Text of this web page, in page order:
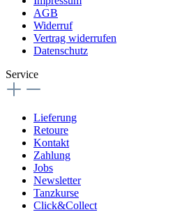
AGB
Widerruf
Vertrag widerrufen
Datenschutz
Service
Lieferung
Retoure
Kontakt
Zahlung
Jobs
Newsletter
Tanzkurse
Click&Collect